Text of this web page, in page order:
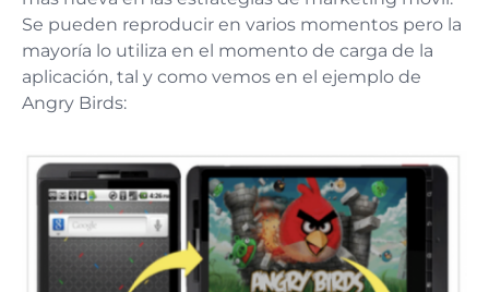
Se pueden reproducir en varios momentos pero la
mayoría lo utiliza en el momento de carga de la
aplicación, tal y como vemos en el ejemplo de
Angry Birds: